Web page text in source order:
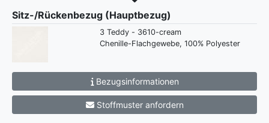
Sitz-/Rückenbezug (Hauptbezug)
3 Teddy - 3610-cream
Chenille-Flachgewebe, 100% Polyester
Bezugsinformationen
Stoffmuster anfordern